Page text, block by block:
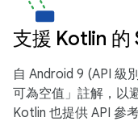
支援 Kotlin 的
自 Android 9 (API 級
可為空值」註解，以
Kotlin 也提供 API 參